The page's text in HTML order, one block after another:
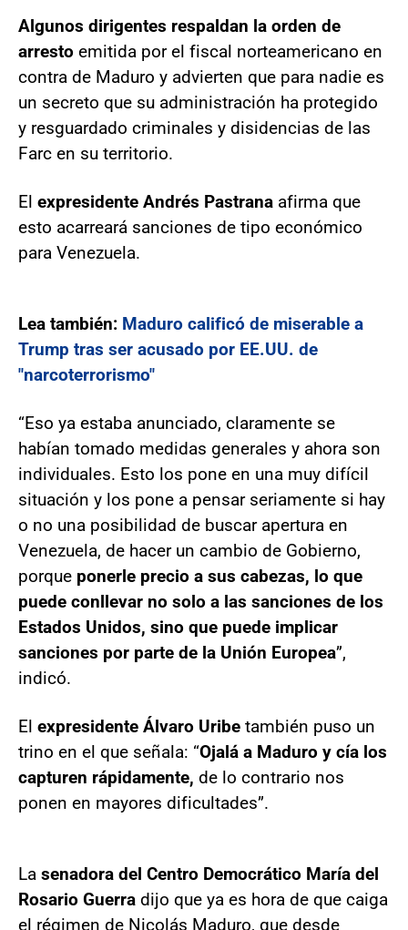
Algunos dirigentes respaldan la orden de
arresto emitida por el fiscal norteamericano en
contra de Maduro y advierten que para nadie es
un secreto que su administración ha protegido
y resguardado criminales y disidencias de las
Farc en su territorio.
El expresidente Andrés Pastrana afirma que
esto acarreará sanciones de tipo económico
para Venezuela.
Lea también: Maduro calificó de miserable a
Trump tras ser acusado por EE.UU. de
"narcoterrorismo"
“Eso ya estaba anunciado, claramente se
habían tomado medidas generales y ahora son
individuales. Esto los pone en una muy difícil
situación y los pone a pensar seriamente si hay
o no una posibilidad de buscar apertura en
Venezuela, de hacer un cambio de Gobierno,
porque ponerle precio a sus cabezas, lo que
puede conllevar no solo a las sanciones de los
Estados Unidos, sino que puede implicar
sanciones por parte de la Unión Europea”,
indicó.
El expresidente Álvaro Uribe también puso un
trino en el que señala: “Ojalá a Maduro y cía los
capturen rápidamente, de lo contrario nos
ponen en mayores dificultades”.
La senadora del Centro Democrático María del
Rosario Guerra dijo que ya es hora de que caiga
el régimen de Nicolás Maduro, que desde